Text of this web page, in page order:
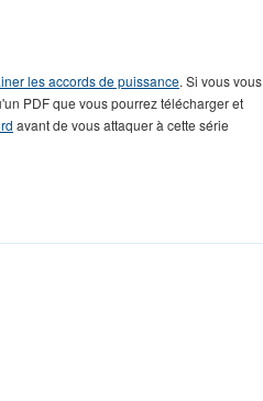
les accords de puissance. Si vous vous
PDF que vous pourrez télécharger et
avant de vous attaquer à cette série